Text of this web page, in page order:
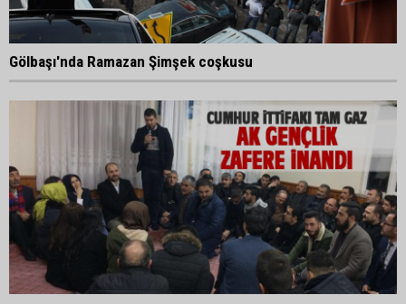
Gölbaşı'nda Ramazan Şimşek coşkusu